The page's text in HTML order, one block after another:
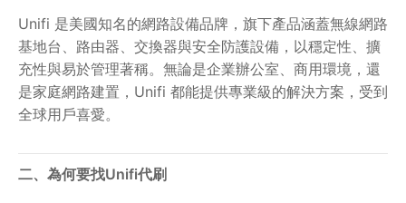
Unifi 是美國知名的網路設備品牌，旗下產品涵蓋無線網路
基地台、路由器、交換器與安全防護設備，以穩定性、擴
充性與易於管理著稱。無論是企業辦公室、商用環境，還
是家庭網路建置，Unifi 都能提供專業級的解決方案，受到
全球用戶喜愛。
二、為何要找Unifi代刷